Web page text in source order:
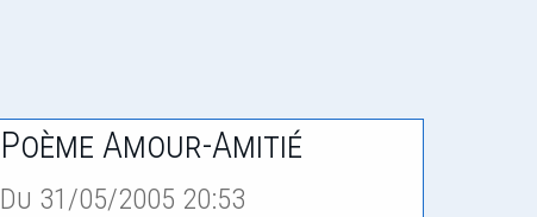
Poème Amour-Amitié
Du 31/05/2005 20:53